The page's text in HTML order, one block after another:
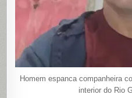
Homem espanca companheira
interior do Rio